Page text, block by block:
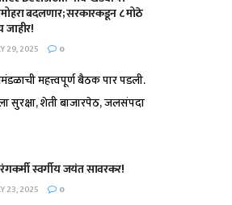
बदलणार; सरकारकडून ८ मोठे
जाहीर!
29, 2025 0
महत्त्वपूर्ण बैठक पार पडली.
सुरक्षा, शेती बाजारपेठ, जलसंपदा
स्वर्गीय जयंत सावरकर!
23, 2025 0